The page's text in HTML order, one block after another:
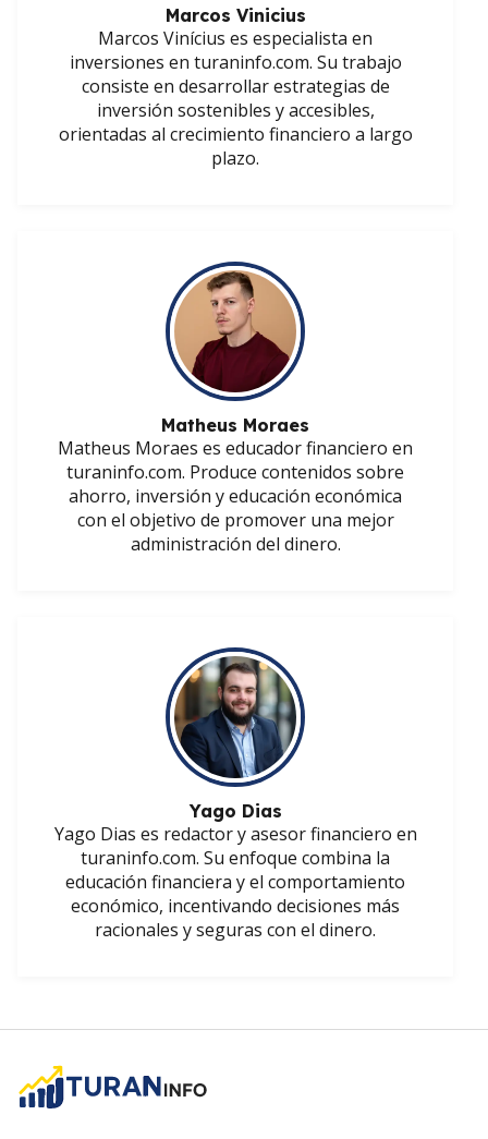
Marcos Vinicius
Marcos Vinícius es especialista en
inversiones en turaninfo.com. Su trabajo
consiste en desarrollar estrategias de
inversión sostenibles y accesibles,
orientadas al crecimiento financiero a largo
plazo.
Matheus Moraes
Matheus Moraes es educador financiero en
turaninfo.com. Produce contenidos sobre
ahorro, inversión y educación económica
con el objetivo de promover una mejor
administración del dinero.
Yago Dias
Yago Dias es redactor y asesor financiero en
turaninfo.com. Su enfoque combina la
educación financiera y el comportamiento
económico, incentivando decisiones más
racionales y seguras con el dinero.